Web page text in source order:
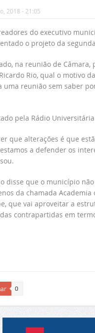
2018 - 21:05
do executivo
o projeto da
na reunião de
Rio, qual o motivo
reunião sem saber
pela Rádio
que alterações é que
a defender os
disse que o município
da chamada Academia
que vai aproveitar a
contrapartidas em
0